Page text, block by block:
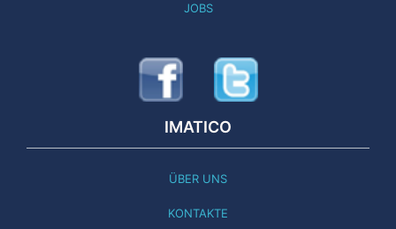
JOBS
IMATICO
ÜBER UNS
KONTAKTE